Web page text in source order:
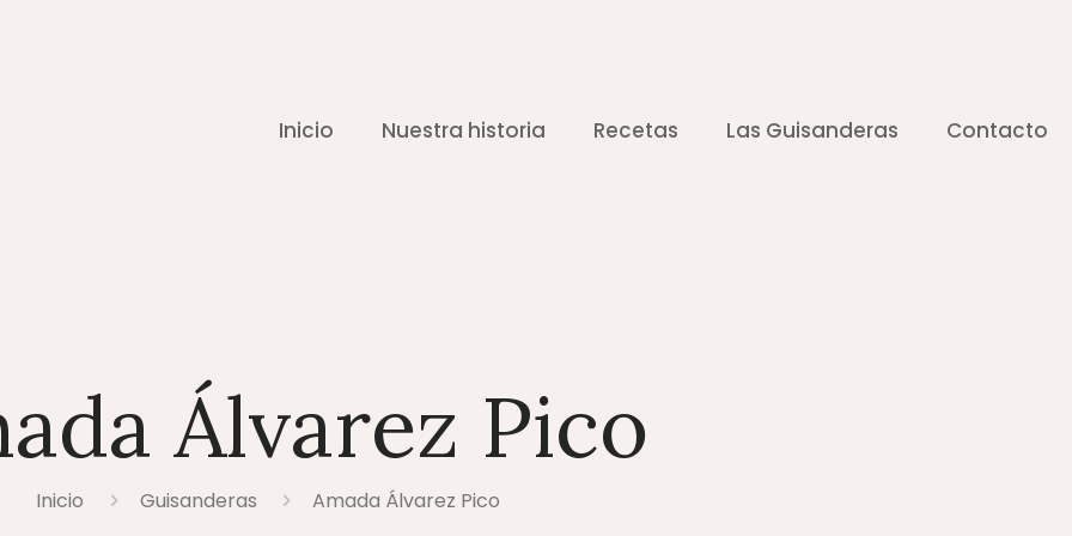
Inicio Nuestra historia Recetas Las Guisanderas Contacto
Álvarez Pico
Inicio Guisanderas Amada Álvarez Pico